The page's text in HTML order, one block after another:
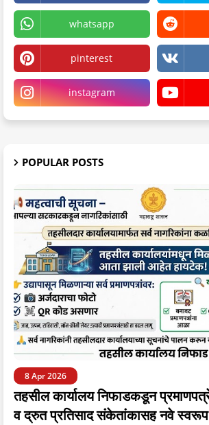
whatsapp
pinterest
instagram
POPULAR POSTS
8 Apr 2026
तहसील कार्यालय निफाडकडून
व द्रुत प्रतिसाद संकेतांकासह नवे